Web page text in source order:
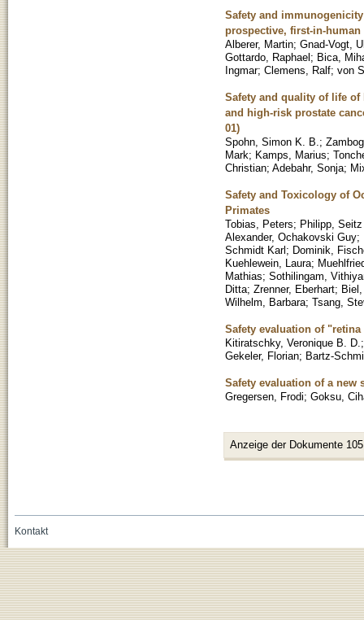
Safety and
prospective, first-in-
Alberer, Martin; Gnad-Vogt,
Gottardo, Raphael; Bica,
Ingmar; Clemens, Ralf; von
Safety and quality of life of
and high-risk prostate
01)
Spohn, Simon K. B. ;
Mark; Kamps, Marius;
Christian; Adebahr, Sonja;
Safety and Toxicology of
Primates
Tobias, Peters; Philipp,
Alexander, Ochakovski Guy;
Schmidt Karl; Dominik,
Kuehlewein, Laura;
Mathias; Sothilingam,
Ditta; Zrenner, Eberhart;
Wilhelm, Barbara; Tsang,
Safety evaluation of
Kitiratschky, Veronique B. D.
Gekeler, Florian; Bartz-
Safety evaluation of a
Gregersen, Frodi; Goksu,
Anzeige der Dokumente
Kontakt